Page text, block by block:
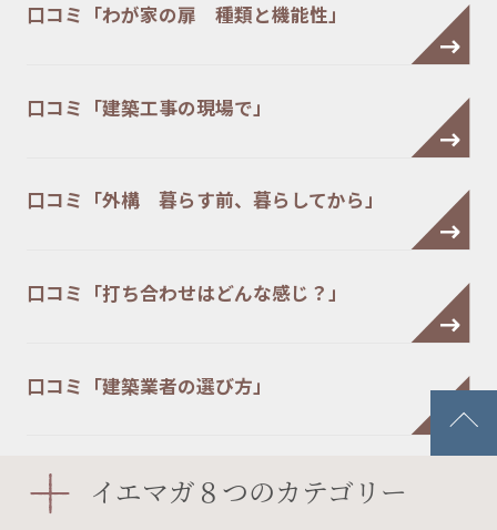
口コミ「わが家の扉 種類と機能性」
口コミ「建築工事の現場で」
口コミ「外構 暮らす前、暮らしてから」
口コミ「打ち合わせはどんな感じ？」
口コミ「建築業者の選び方」
口コミ「家具はいつ購入する？」
イエマガ８つのカテゴリー